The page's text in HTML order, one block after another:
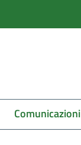
Comunicazioni